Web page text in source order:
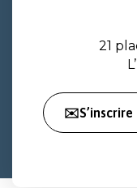
21
✉️S’inscrire